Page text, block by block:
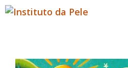
Pular
para